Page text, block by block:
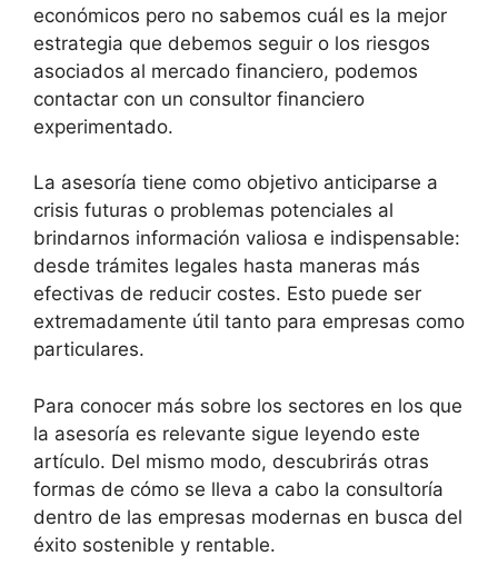
económicos pero no sabemos cuál es la mejor
estrategia que debemos seguir o los riesgos
asociados al mercado financiero, podemos
contactar con un consultor financiero
experimentado.
La asesoría tiene como objetivo anticiparse a
crisis futuras o problemas potenciales al
brindarnos información valiosa e indispensable:
desde trámites legales hasta maneras más
efectivas de reducir costes. Esto puede ser
extremadamente útil tanto para empresas como
particulares.
Para conocer más sobre los sectores en los que
la asesoría es relevante sigue leyendo este
artículo. Del mismo modo, descubrirás otras
formas de cómo se lleva a cabo la consultoría
dentro de las empresas modernas en busca del
éxito sostenible y rentable.